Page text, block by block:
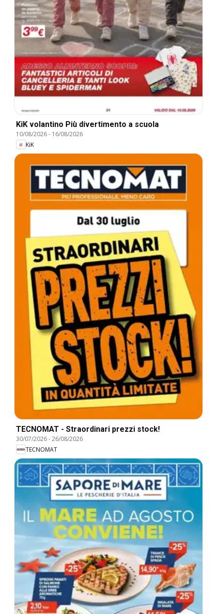
KiK volantino Più divertimento a scuola
10/08/2026- 16/08/2026
KiK
TECNOMAT - Straordinari prezzi stock!
30/07/2026-26/08/2026
TECNOMAT